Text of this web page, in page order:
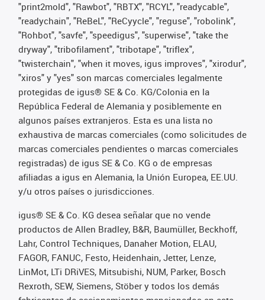
"print2mold", "Rawbot", "RBTX", "RCYL", "readycable",
"readychain", "ReBeL", "ReCyycle", "reguse", "robolink",
"Rohbot", "savfe", "speedigus", "superwise", "take the
dryway", "tribofilament", "tribotape", "triflex",
"twisterchain", "when it moves, igus improves", "xirodur",
"xiros" y "yes" son marcas comerciales legalmente
protegidas de igus® SE & Co. KG/Colonia en la
República Federal de Alemania y posiblemente en
algunos países extranjeros. Esta es una lista no
exhaustiva de marcas comerciales (como solicitudes de
marcas comerciales pendientes o marcas comerciales
registradas) de igus SE & Co. KG o de empresas
afiliadas a igus en Alemania, la Unión Europea, EE.UU.
y/u otros países o jurisdicciones.
igus® SE & Co. KG desea señalar que no vende
productos de Allen Bradley, B&R, Baumüller, Beckhoff,
Lahr, Control Techniques, Danaher Motion, ELAU,
FAGOR, FANUC, Festo, Heidenhain, Jetter, Lenze,
LinMot, LTi DRiVES, Mitsubishi, NUM, Parker, Bosch
Rexroth, SEW, Siemens, Stöber y todos los demás